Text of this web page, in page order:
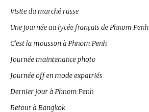
Visite du marché russe
Une journée au lycée français de Phnom Penh
C’est la mousson à Phnom Penh
Journée maintenance photo
Journée off en mode expatriés
Dernier jour à Phnom Penh
Retour à Bangkok